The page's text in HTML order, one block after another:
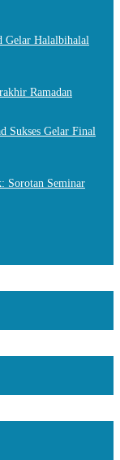
Halalbihalal
Ramadan
Sukses Gelar Final
Sorotan Seminar